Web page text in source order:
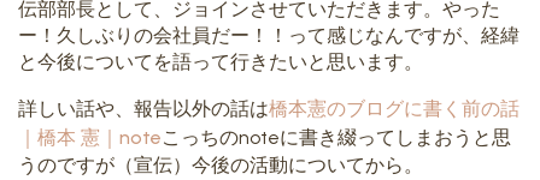
伝部部長として、ジョインさせていただきます。やった
ー！久しぶりの会社員だー！！って感じなんですが、経緯
と今後についてを語って行きたいと思います。
詳しい話や、報告以外の話は橋本憲のブログに書く前の話
｜橋本 憲｜noteこっちのnoteに書き綴ってしまおうと思
うのですが（宣伝）今後の活動についてから。